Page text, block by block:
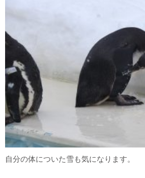
自分の体についた雪も気になります。